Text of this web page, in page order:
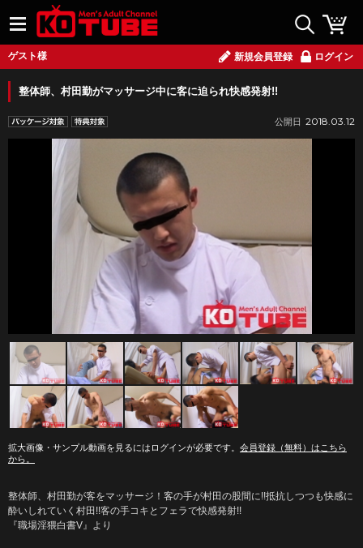
ゲスト様 新規会員登録 ログイン
整体師、村田勤がマッサージ中に客に迫られ快感発射!!
2018.03.12
拡大画像・サンプル動画を見るにはログインが必要です。 会員登録（無料）はこちら
から。
整体師、村田勤が客をマッサージ！客の手が村田の股間に!!抵抗しつつも快感に
酔いしれていく村田!!客の手コキとフェラで快感発射!!
『職場淫猥白書V』より